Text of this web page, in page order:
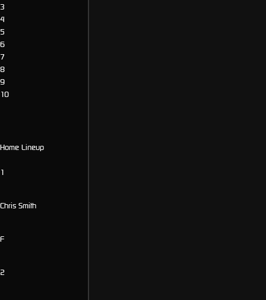
3
4
5
6
7
8
9
10
Home Lineup
1
Chris Smith
F
2